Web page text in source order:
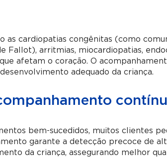
as cardiopatias congênitas (como
Fallot), arritmias, miocardiopatias,
afetam o coração. O
adequado da criança.
bem-sucedidos, muitos clientes
garante a detecção precoce de
da criança, assegurando melhor